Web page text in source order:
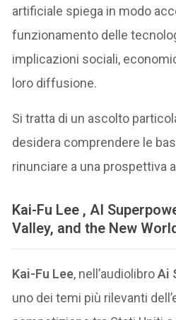
artificiale spiega in modo
funzionamento delle
implicazioni sociali,
loro diffusione.
Si tratta di un ascolto
desidera comprendere le
rinunciare a una prospettiva
Kai-Fu Lee , AI
Valley, and the New
Kai-Fu Lee, nell’audiolibroAi
uno dei temi più rilevanti